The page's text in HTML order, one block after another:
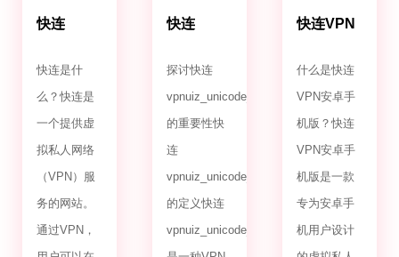
快连
快连是什
么？快连是
一个提供虚
拟私人网络
（VPN）服
务的网站。
通过VPN，
快连
探讨快连
vpnuiz_unicode_2.0
的重要性快
连
vpnuiz_unicode_2.0
的定义快连
vpnuiz_unicode_2.0
快连VPN
版
什么是快连
VPN安卓手
机版？快连
VPN安卓手
机版是一款
专为安卓手
机用户设计